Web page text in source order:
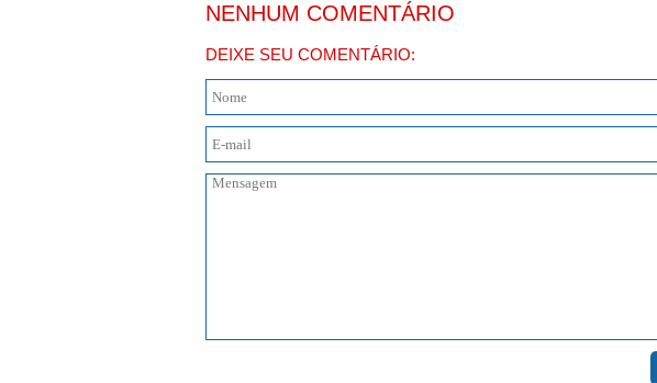
NENHUM COMENTÁRIO
DEIXE SEU COMENTÁRIO: